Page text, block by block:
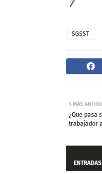
SGSST
MÁS
¿Que pasa
trabajador